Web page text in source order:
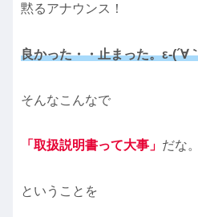
黙るアナウンス！
良かった・・止まった。ε-(´∀
そんなこんなで
「取扱説明書って大事」 だな。
ということを